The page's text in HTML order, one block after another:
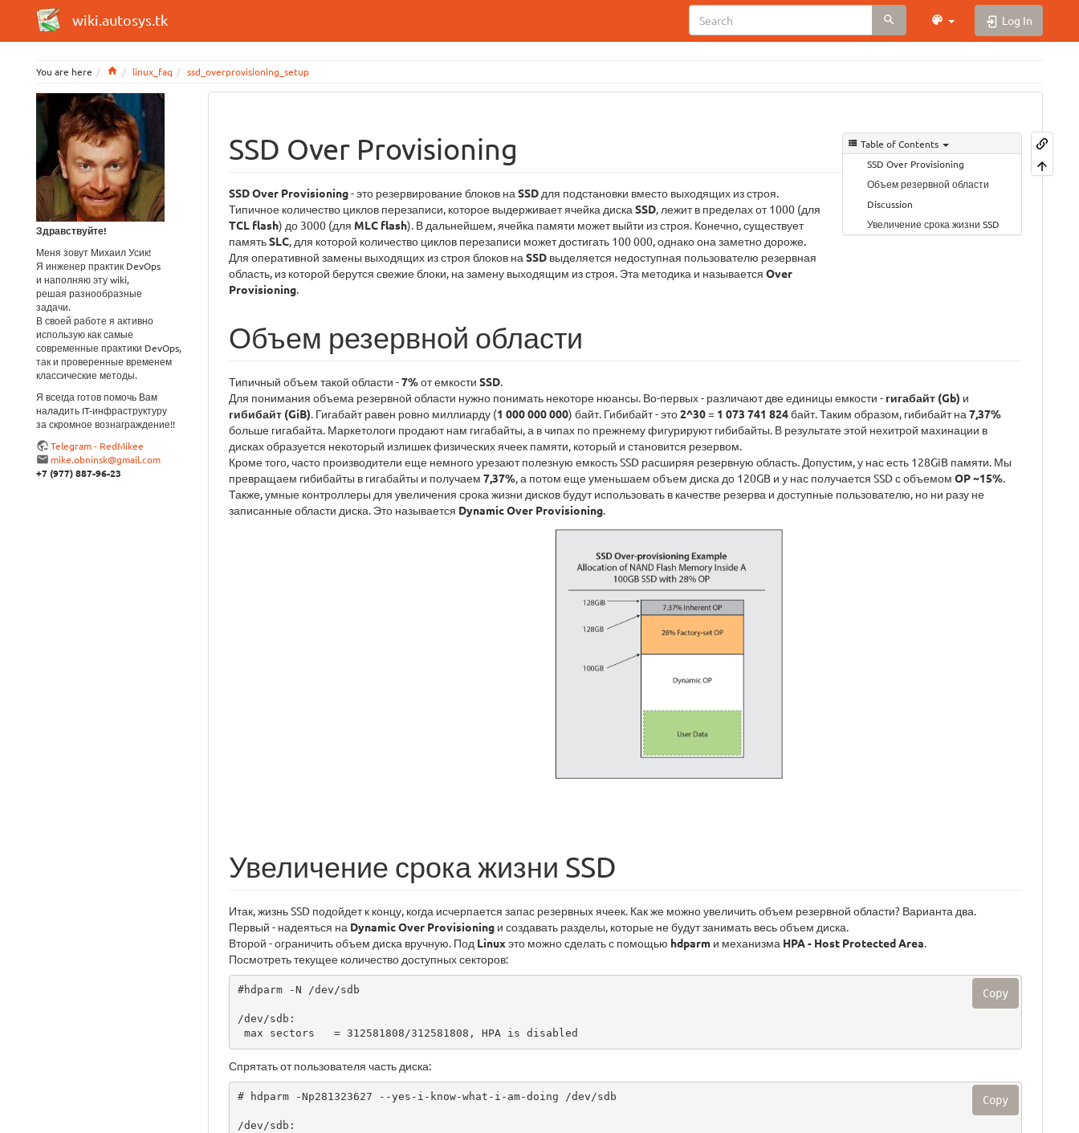
wiki.autosys.tk Log In
You are here Homelinux_faq ssd_overprovisioning_setup
Здравствуйте!
Меня зовут Михаил Усик!
Я инженер практик DevOps
и наполняю эту wiki,
решая разнообразные
задачи.
В своей работе я активно
использую как самые
современные практики DevOps,
так и проверенные временем
классические методы.
Я всегда готов помочь Вам
наладить IT-инфраструктуру
за скромное вознаграждение!!
Telegram - RedMikee
mike.obninsk@gmail.com
+7 (977) 887-96-23
Table of Contents
SSD Over Provisioning
Объем резервной области
Discussion
Увеличение срока жизни SSD
SSD Over Provisioning
SSD Over Provisioning- это резервирование блоков на SSD для подстановки вместо выходящих из строя.
Типичное количество циклов перезаписи, которое выдерживает ячейка диска SSD, лежит в пределах от 1000 (для
TCL flash) до 3000 (для MLC flash). В дальнейшем, ячейка памяти может выйти из строя. Конечно, существует
памятьSLC, для которой количество циклов перезаписи может достигать 100 000, однако она заметно дороже.
Для оперативной замены выходящих из строя блоков на SSD выделяется недоступная пользователю резервная
область, из которой берутся свежие блоки, на замену выходящим из строя. Эта методика и называется Over
Provisioning.
Объем резервной области
Типичный объем такой области -7%от емкости SSD.
Для понимания объема резервной области нужно понимать некоторе нюансы. Во-первых - различают две единицы емкости - гигабайт (Gb) и
гибибайт (GiB). Гигабайт равен ровно миллиарду (1 000 000 000) байт. Гибибайт - это2^30= 1 073 741 824байт. Таким образом, гибибайт на 7,37%
больше гигабайта. Маркетологи продают нам гигабайты, а в чипах по прежнему фигурируют гибибайты. В результате этой нехитрой махинации в
дисках образуется некоторый излишек физических ячеек памяти, который и становится резервом.
Кроме того, часто производители еще немного урезают полезную емкость SSD расширяя резервную область. Допустим, у нас есть 128GiB памяти. Мы
превращаем гибибайты в гигабайты и получаем 7,37%, а потом еще уменьшаем объем диска до 120GB и у нас получается SSD с объемом OP ~15%.
Также, умные контроллеры для увеличения срока жизни дисков будут использовать в качестве резерва и доступные пользователю, но ни разу не
записанные области диска. Это называется Dynamic Over Provisioning.
Увеличение срока жизни SSD
Итак, жизнь SSD подойдет к концу, когда исчерпается запас резервных ячеек. Как же можно увеличить объем резервной области? Варианта два.
Первый - надеяться на Dynamic Over Provisioning и создавать разделы, которые не будут занимать весь объем диска.
Второй - ограничить объем диска вручную. Под Linuxэто можно сделать с помощью hdparm и механизма HPA - Host Protected Area.
Посмотреть текущее количество доступных секторов:
#hdparm -N /dev/sdb
/dev/sdb:
max sectors   = 312581808/312581808, HPA is disabled
Copy
Спрятать от пользователя часть диска:
# hdparm -Np281323627 --yes-i-know-what-i-am-doing /dev/sdb
/dev/sdb:
Copy